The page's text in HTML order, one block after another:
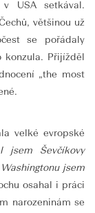
USA setkával.
většinou už
se pořádaly
konzula. Přijížděl
„the most
velké evropské
jsem Ševčíkovy
jsem
osahal i práci
narozeninám se